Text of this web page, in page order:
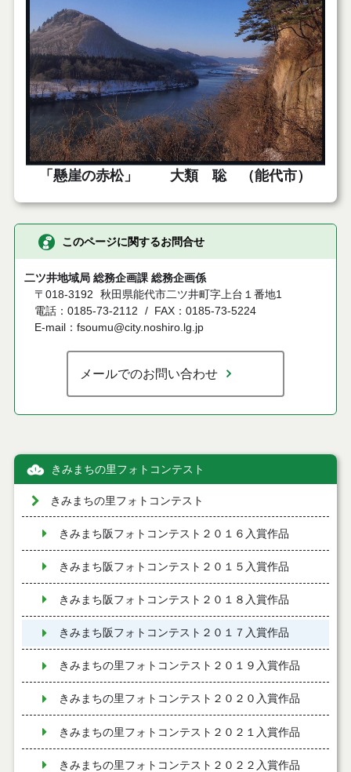
「懸崖の赤松」 大類 聡 （能代市）
このページに関するお問合せ
二ツ井地域局 総務企画課 総務企画係
〒018-3192
秋田県能代市二ツ井町字上台１番地1
電話：0185-73-2112
FAX：0185-73-5224
E-mail：fsoumu@city.noshiro.lg.jp
メールでのお問い合わせ
きみまちの里フォトコンテスト
きみまちの里フォトコンテスト
きみまち阪フォトコンテスト２０１６入賞作品
きみまち阪フォトコンテスト２０１５入賞作品
きみまち阪フォトコンテスト２０１８入賞作品
きみまち阪フォトコンテスト２０１７入賞作品
きみまちの里フォトコンテスト２０１９入賞作品
きみまちの里フォトコンテスト２０２０入賞作品
きみまちの里フォトコンテスト２０２１入賞作品
きみまちの里フォトコンテスト２０２２入賞作品